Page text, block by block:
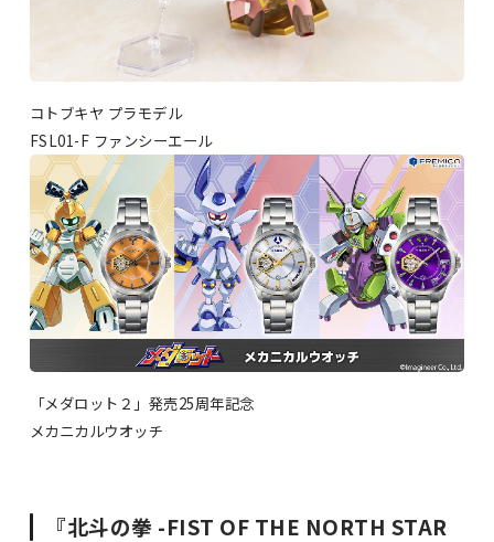
コトブキヤ プラモデル
FSL01-F ファンシーエール
「メダロット２」発売25周年記念
メカニカルウオッチ
『北斗の拳 -FIST OF THE NORTH STAR